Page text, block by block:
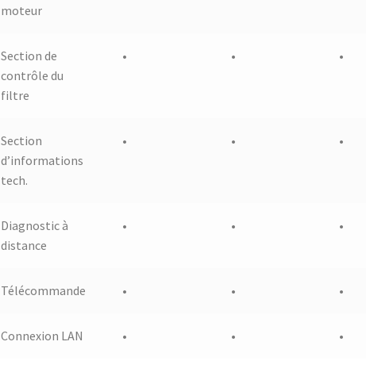
moteur
Section de
contrôle du
filtre
• • •
Section
d’informations
tech.
• • •
Diagnostic à
distance
• • •
Télécommande • • •
Connexion LAN • • •